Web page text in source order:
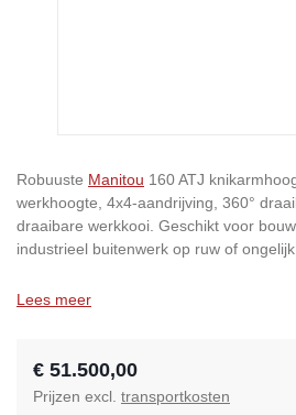
Robuuste Manitou 160 ATJ
werkhoogte, 4x4-aandrijving, 360°
draaibare werkkooi. Geschikt voor
industrieel buitenwerk op ruw of ongelijk
Lees meer
€ 51.500,00
Prijzen excl. transportkosten